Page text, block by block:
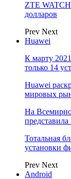
ZTE
долларов
Prev Next
Huawei
К марту
только 14
Huawei
мировых
На
Тотальная
установки
Prev Next
Android